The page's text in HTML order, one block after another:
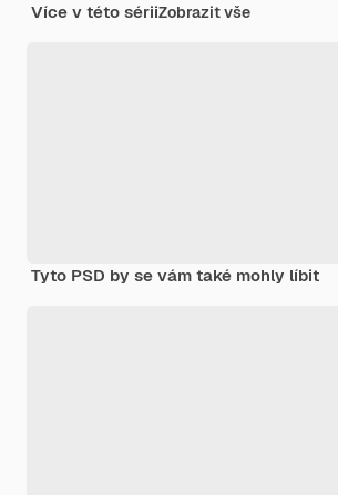
Více v této sériiZobrazit vše
Tyto PSD by se vám také mohly líbit